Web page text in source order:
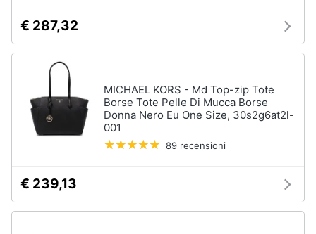
Libri,
cd
Festività
e
Promozioni
Occhiali
vista
Vestiari
T-
€ 287,32
MICHAEL KORS - Md Top-zip Tote
Borse Tote Pelle Di Mucca Borse
Donna Nero Eu One Size, 30s2g6at2l-
001
89 recensioni
€ 239,13